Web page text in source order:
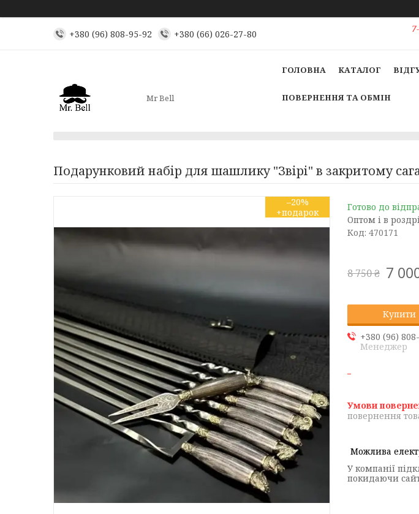
+380 (96) 808-95-92 +380 (66) 026-27-80
Mr Bell
ГОЛОВНА КАТАЛОГ
ПОВЕРНЕННЯ ТА ОБМІН
Подарунковий набір для шашлику "Звірі" в закритому
–20%
Готово до
Оптом і в
Код: 470171
8 750 ₴ 7
Купити
+380 (96)
Менеджер
повернення
У компанії
покидаючи